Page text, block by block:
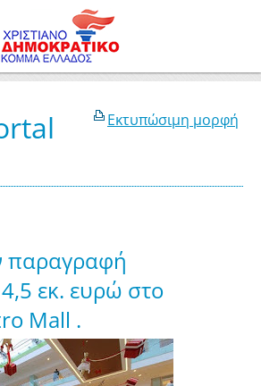
Εκτυπώσιμη μορφή
παραγραφή
εκ. ευρώ στο
Mall .